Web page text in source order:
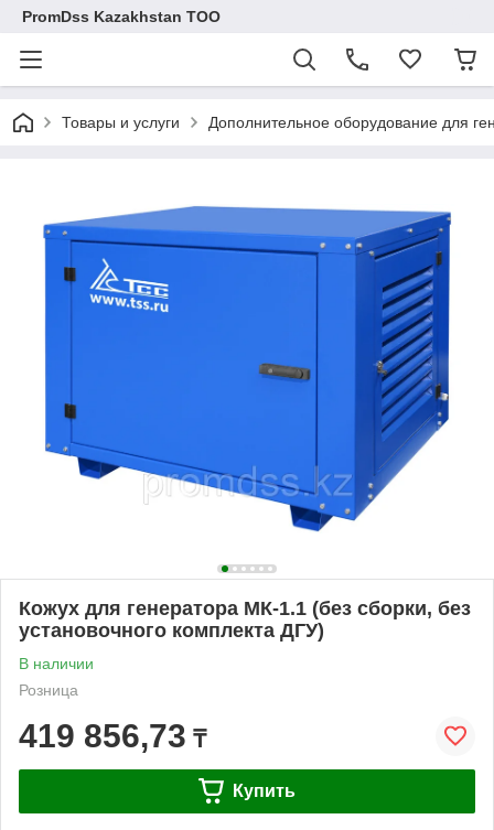
PromDss Kazakhstan TOO
Товары и услуги Дополнительное оборудование для
Кожух для генератора МК-1.1 (без сборки, без
установочного комплекта ДГУ)
В наличии
Розница
419 856,73 ₸
Купить